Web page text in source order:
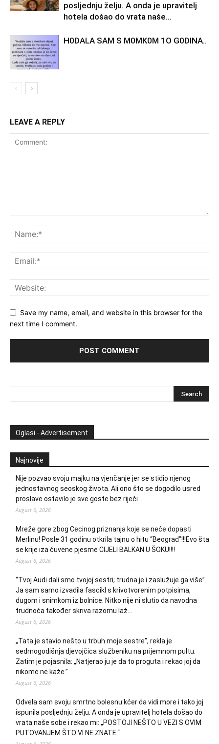
posljednju želju. A onda je upravitelj
hotela došao do vrata naše...
H0DALA SAM S M0MK0M 1O G0DINA..
LEAVE A REPLY
Save my name, email, and website in this browser for the
next time I comment.
Oglasi - Advertisement
Najnovije
Nije pozvao svoju majku na vjenčanje jer se stidio njenog
jednostavnog seoskog života. Ali ono što se dogodilo usred
proslave ostavilo je sve goste bez riječi…
August 6, 2026
Mreže gore zbog Cecinog priznanja koje se neće dopasti
Merlinu! Posle 31 godinu otkrila tajnu o hitu “Beograd”!!!Evo šta
se krije iza čuvene pjesme CIJELI BALKAN U ŠOKU!!!!
August 6, 2026
“Tvoj Audi dali smo tvojoj sestri; trudna je i zaslužuje ga više”.
Ja sam samo izvadila fascikl s krivotvorenim potpisima,
dugom i snimkom iz bolnice. Nitko nije ni slutio da navodna
trudnoća također skriva razornu laž…
August 6, 2026
„Tata je stavio nešto u trbuh moje sestre”, rekla je
sedmogodišnja djevojčica službeniku na prijemnom pultu.
Zatim je pojasnila: „Natjerao ju je da to proguta i rekao joj da
nikome ne kaže.”
August 6, 2026
Odvela sam svoju smrtno bolesnu kćer da vidi more i tako joj
ispunila posljednju želju. A onda je upravitelj hotela došao do
vrata naše sobe i rekao mi: „POSTOJI NEŠTO U VEZI S OVIM
PUTOVANJEM ŠTO VI NE ZNATE.“